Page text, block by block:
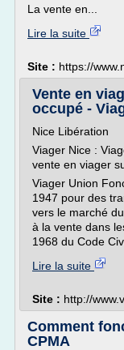
La vente en...
Lire la suite
Site : https://
Vente en
occupé -
Nice Libération
Viager Nice :
vente en viager
Viager Union
1947 pour des
vers le marché
à la vente dans
1968 du Code
Lire la suite
Site : http://
Comment
CPMA